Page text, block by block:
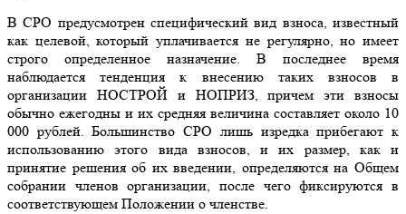
В СРО предусмотрен специфический вид взноса, известный
как целевой, который уплачивается не регулярно, но имеет
строго определенное назначение. В последнее время
наблюдается тенденция к внесению таких взносов в
организации НОСТРОЙ и НОПРИЗ, причем эти взносы
обычно ежегодны и их средняя величина составляет около 10
000 рублей. Большинство СРО лишь изредка прибегают к
использованию этого вида взносов, и их размер, как и
принятие решения об их введении, определяются на Общем
собрании членов организации, после чего фиксируются в
соответствующем Положении о членстве.